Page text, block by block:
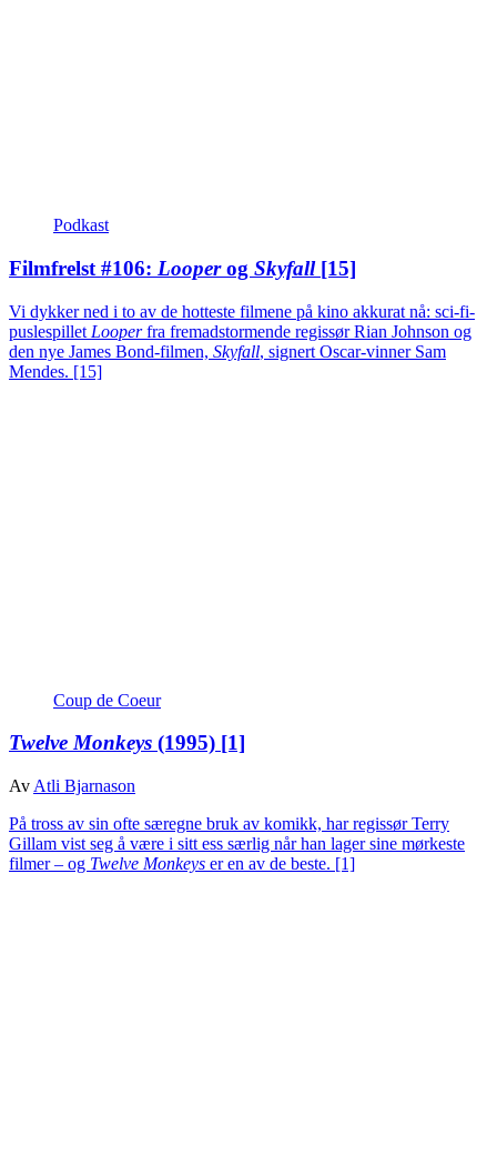
Podkast
Filmfrelst #106: Looperog Skyfall [15]
Vi dykker ned i to av de hotteste filmene på kino akkurat nå: sci-fi-
puslespillet Looperfra fremadstormende regissør Rian Johnson og
den nye James Bond-filmen, Skyfall, signert Oscar-vinner Sam
Mendes. [15]
Coup de Coeur
Twelve Monkeys (1995) [1]
Av Atli Bjarnason
På tross av sin ofte særegne bruk av komikk, har regissør Terry
Gillam vist seg å være i sitt ess særlig når han lager sine mørkeste
filmer – og Twelve Monkeys er en av de beste. [1]